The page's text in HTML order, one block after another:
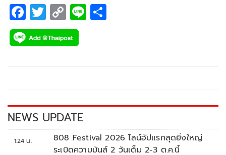
F
ac
e
k
T
wi
tt
C
o
p
k
Li
NEWS UPDATE
1:24 น.
808 Festival 2026 ไลน์อัปแรกสุดยิ่งใหญ่
ระเบิดความมันส์ 2 วันเต็ม 2-3 ต.ค.นี้